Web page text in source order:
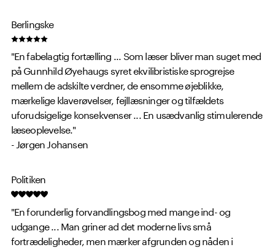
Berlingske
"En fabelagtig fortælling ... Som læser bliver man suget med
på Gunnhild Øyehaugs syret ekvilibristiske sprogrejse
mellem de adskilte verdner, de ensomme øjeblikke,
mærkelige klaverøvelser, fejllæsninger og tilfældets
uforudsigelige konsekvenser ... En usædvanlig stimulerende
læseoplevelse."
- Jørgen Johansen
Politiken
"En forunderlig forvandlingsbog med mange ind- og
udgange ... Man griner ad det moderne livs små
fortrædeligheder, men mærker afgrunden og nåden i